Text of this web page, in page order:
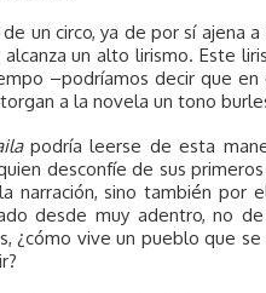
un circo, ya de por sí ajena
un alto lirismo. Este
–podríamos decir que
a la novela un tono
podría leerse de esta
desconfíe de sus
narración, sino también
desde muy adentro, no
¿cómo vive un pueblo que